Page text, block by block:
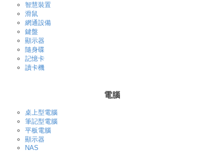
智慧裝置
滑鼠
網通設備
鍵盤
顯示器
隨身碟
記憶卡
讀卡機
電腦
桌上型電腦
筆記型電腦
平板電腦
顯示器
NAS